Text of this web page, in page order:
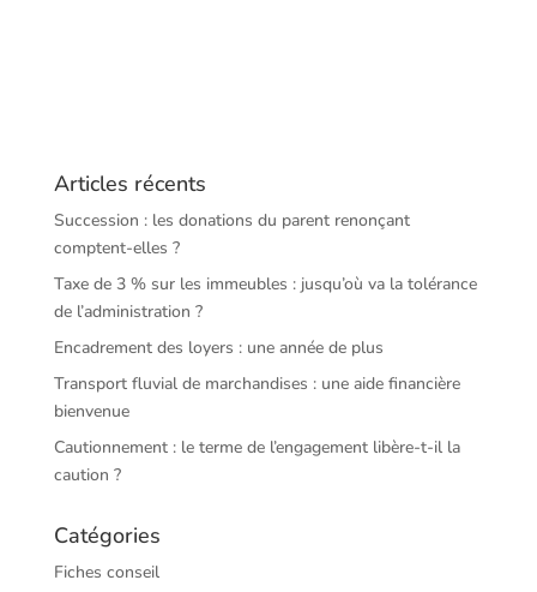
Articles récents
Succession : les donations du parent renonçant
comptent-elles ?
Taxe de 3 % sur les immeubles : jusqu’où va la tolérance
de l’administration ?
Encadrement des loyers : une année de plus
Transport fluvial de marchandises : une aide financière
bienvenue
Cautionnement : le terme de l’engagement libère-t-il la
caution ?
Catégories
Fiches conseil